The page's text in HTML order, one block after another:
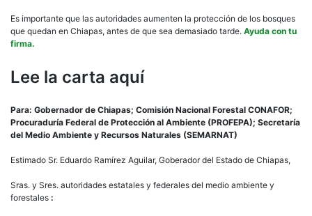
Es importante que las autoridades aumenten la protección de los bosques
que quedan en Chiapas, antes de que sea demasiado tarde. Ayuda con tu
firma.
Lee la carta aquí
Para: Gobernador de Chiapas; Comisión Nacional Forestal CONAFOR;
Procuraduría Federal de Protección al Ambiente (PROFEPA); Secretaría
del Medio Ambiente y Recursos Naturales (SEMARNAT)
Estimado Sr. Eduardo Ramírez Aguilar, Goberador del Estado de Chiapas,
Sras. y Sres. autoridades estatales y federales del medio ambiente y
forestales :